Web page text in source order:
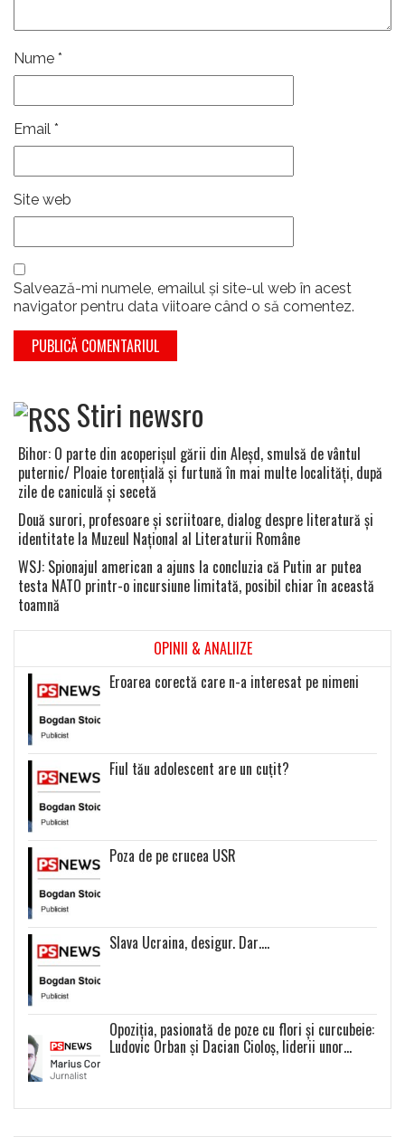
Nume *
Email *
Site web
Salvează-mi numele, emailul și site-ul web în acest
navigator pentru data viitoare când o să comentez.
Stiri newsro
Bihor: O parte din acoperişul gării din Aleşd, smulsă de vântul
puternic/ Ploaie torenţială şi furtună în mai multe localităţi, după
zile de caniculă şi secetă
Două surori, profesoare şi scriitoare, dialog despre literatură şi
identitate la Muzeul Naţional al Literaturii Române
WSJ: Spionajul american a ajuns la concluzia că Putin ar putea
testa NATO printr-o incursiune limitată, posibil chiar în această
toamnă
OPINII & ANALIIZE
Eroarea corectă care n-a interesat pe nimeni
Fiul tău adolescent are un cuțit?
Poza de pe crucea USR
Slava Ucraina, desigur. Dar….
Opoziția, pasionată de poze cu flori și curcubeie:
Ludovic Orban și Dacian Cioloș, liderii unor